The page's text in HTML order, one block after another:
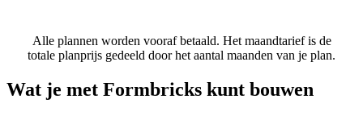
Alle plannen worden vooraf betaald. Het maandtarief is de
totale planprijs gedeeld door het aantal maanden van je plan.
Wat je met Formbricks kunt bouwen